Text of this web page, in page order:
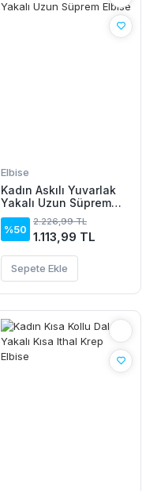
Elbise
Kadın Askılı Yuvarlak
Yakalı Uzun Süprem
Elbise
%50
2.226,99 TL
1.113,99 TL
Sepete Ekle